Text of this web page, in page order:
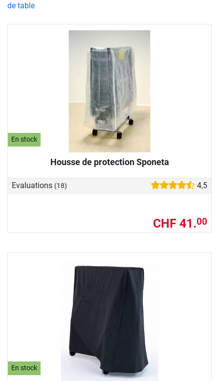
En stock
Housse de protection Sponeta
Evaluations (18) 4,5
CHF 41.00
En stock
de table